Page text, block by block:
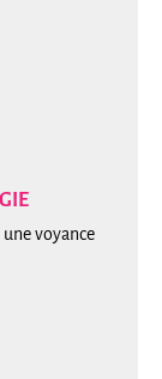
voyance